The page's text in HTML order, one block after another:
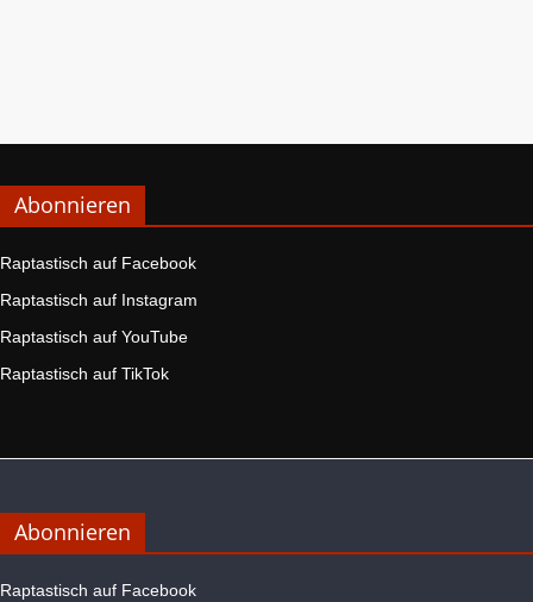
Abonnieren
Raptastisch auf Facebook
Raptastisch auf Instagram
Raptastisch auf YouTube
Raptastisch auf TikTok
Abonnieren
Raptastisch auf Facebook